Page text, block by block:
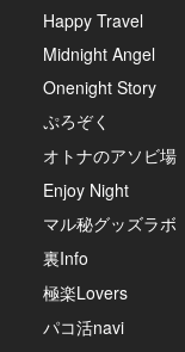
Happy Travel
Midnight Angel
Onenight Story
ぷろぞく
オトナのアソビ場
Enjoy Night
マル秘グッズラボ
裏Info
極楽Lovers
パコ活navi